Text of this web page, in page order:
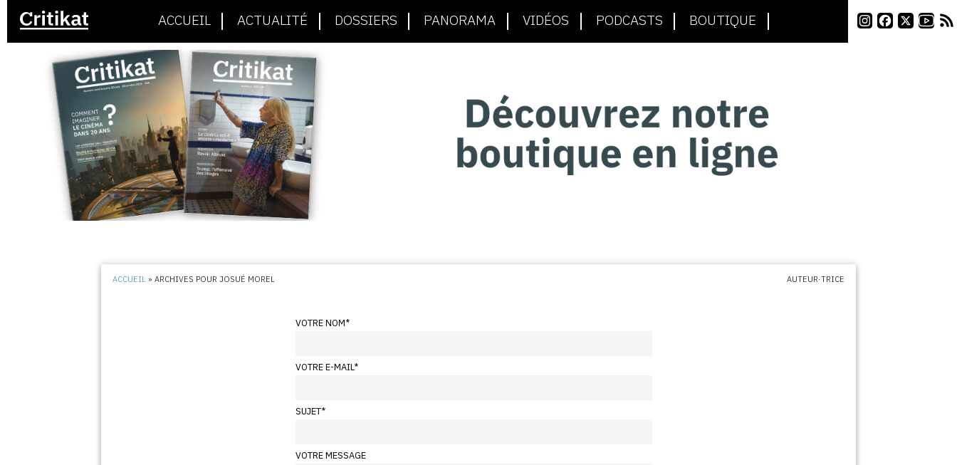
ACCUEIL ACTUALITÉ DOSSIERS PANORAMA VIDÉOS PODCASTS BOUTIQUE
ACCUEIL »ARCHIVES POUR JOSUÉ MOREL AUTEUR·TRICE
VOTRE NOM*
VOTRE E-MAIL*
SUJET*
VOTRE MESSAGE